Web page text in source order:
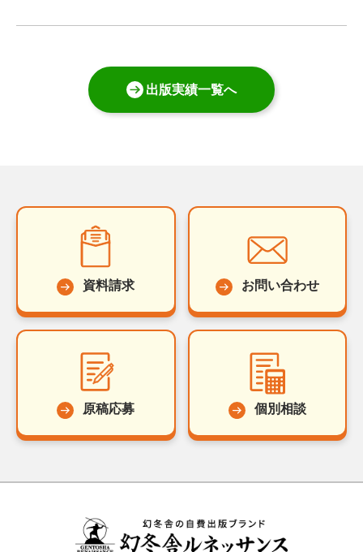
出版実績一覧へ
資料請求 お問い合わせ
原稿応募 個別相談